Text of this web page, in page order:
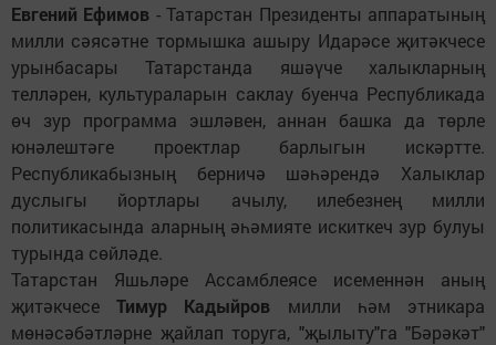
Евгений Ефимов - Татарстан Президенты аппаратының
милли сәясәтне тормышка ашыру Идарәсе җитәкчесе
урынбасары Татарстанда яшәүче халыкларның
телләрен, культураларын саклау буенча Республикада
өч зур программа эшләвен, аннан башка да төрле
юнәлештәге проектлар барлыгын искәртте.
Республикабызның берничә шәһәрендә Халыклар
дуслыгы йортлары ачылу, илебезнең милли
политикасында аларның әһәмияте искиткеч зур булуы
турында сөйләде.
Татарстан Яшьләре Ассамблеясе исеменнән аның
җитәкчесеТимур Кадыйров милли һәм этникара
мөнәсәбәтләрне җайлап торуга, "җылыту"га "Бәрәкәт"